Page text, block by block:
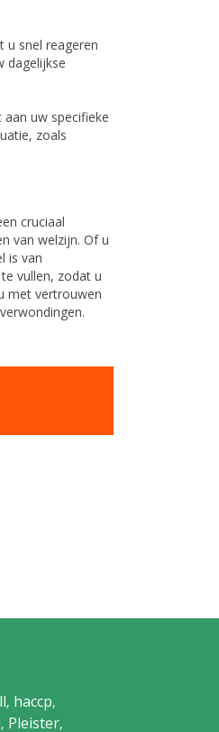
u snel reageren
dagelijkse
uw specifieke
zoals
cruciaal
van welzijn. Of u
is van
vullen, zodat u
met vertrouwen
, haccp,
, Pleister,